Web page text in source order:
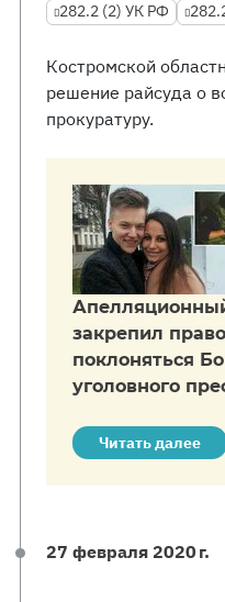
282.2 (2) УК РФ
Костромской
решение райсуда о
прокуратуру.
закрепил
поклоняться
уголовного
Читать далее
27 февраля 2020 г.